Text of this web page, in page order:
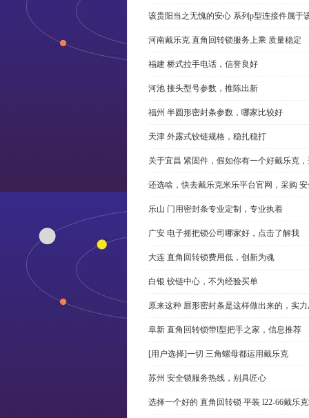
该贵阳当之无愧的安心 系列p型连接件属于
河南戴乐克 直角回转锁服务上乘 质量稳定
福建 桥式拉手电话，信誉良好
河池 接头型号参数，推陈出新
福州 半圆形密封条参数，哪家比较好
天津 外露式铰链规格，稳扎稳打
关于宜昌 紧固件，假如你有一个好戴乐克
还选啥，快去戴乐克米乐平台官网，采购
乐山 门用密封条专业定制，专业执着
广安 电子摇把锁公司哪家好，点击了解我
大连 直角回转锁费用低，创新为魂
白银 铰链中心，不为经验买单
原来这种 唇形密封条是这样做出来的，实
阜新 直角回转锁带l型把手之家，信息推荐
[用户选择]一切 三角螺母都运用戴乐克
苏州 安全锁服务热线，别具匠心
选择一个好的 直角回转锁 平装 l22-66戴乐